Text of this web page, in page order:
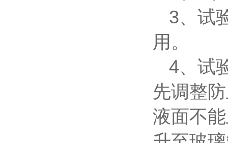
3、试
用。
4、试
先调整
液面不